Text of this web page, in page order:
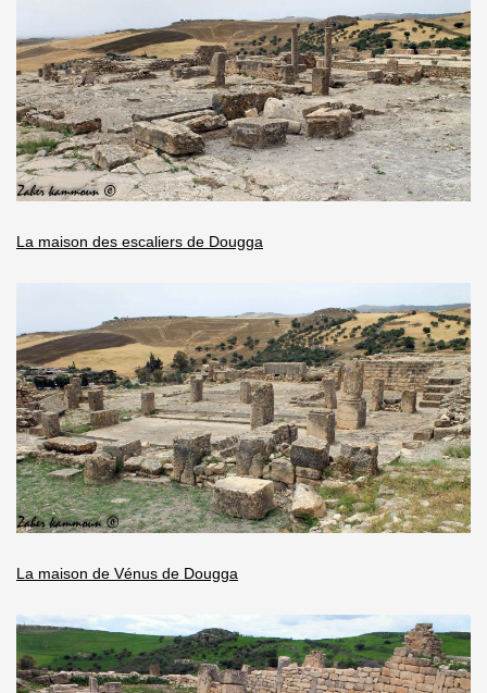
La maison des escaliers de Dougga
La maison de Vénus de Dougga